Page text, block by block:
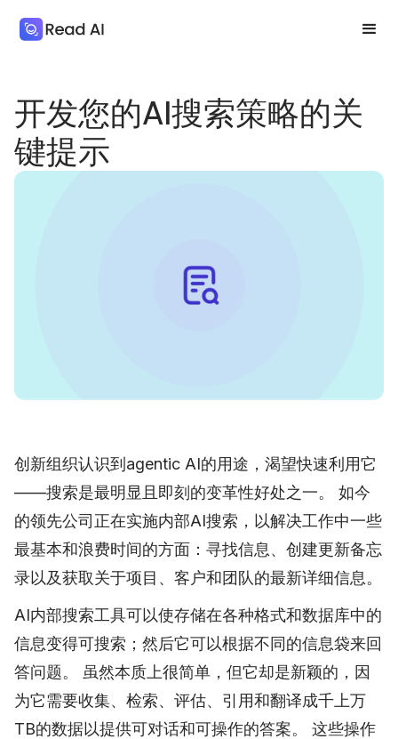
开发您的AI搜索策略的关
键提示
创新组织认识到agentic AI的用途，渴望快速利用它
——搜索是最明显且即刻的变革性好处之一。 如今
的领先公司正在实施内部AI搜索，以解决工作中一些
最基本和浪费时间的方面：寻找信息、创建更新备忘
录以及获取关于项目、客户和团队的最新详细信息。
AI内部搜索工具可以使存储在各种格式和数据库中的
信息变得可搜索；然后它可以根据不同的信息袋来回
答问题。 虽然本质上很简单，但它却是新颖的，因
为它需要收集、检索、评估、引用和翻译成千上万
TB的数据以提供可对话和可操作的答案。 这些操作